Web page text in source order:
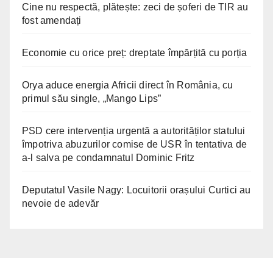
Cine nu respectă, plătește: zeci de șoferi de TIR au
fost amendați
Economie cu orice preț: dreptate împărțită cu porția
Orya aduce energia Africii direct în România, cu
primul său single, „Mango Lips”
PSD cere intervenția urgentă a autorităților statului
împotriva abuzurilor comise de USR în tentativa de
a-l salva pe condamnatul Dominic Fritz
Deputatul Vasile Nagy: Locuitorii orașului Curtici au
nevoie de adevăr